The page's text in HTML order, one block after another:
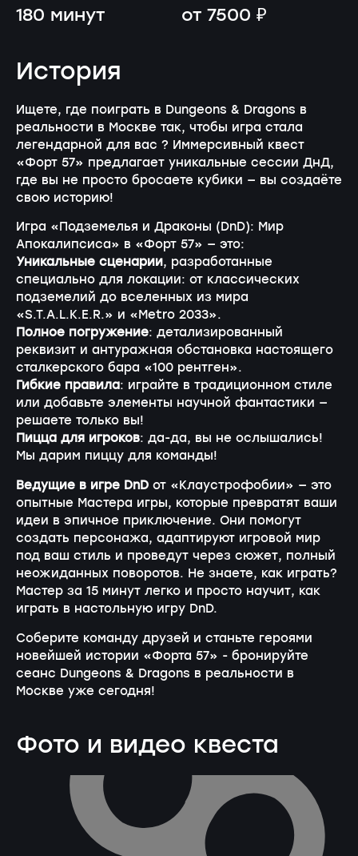
180 минут от 7500 ₽
История
Ищете, где поиграть в Dungeons & Dragons в
реальности в Москве так, чтобы игра стала
легендарной для вас ? Иммерсивный квест
«Форт 57» предлагает уникальные сессии ДнД,
где вы не просто бросаете кубики — вы создаёте
свою историю!
Игра «Подземелья и Драконы (DnD): Мир
Апокалипсиса» в «Форт 57» — это:
Уникальные сценарии, разработанные
специально для локации: от классических
подземелий до вселенных из мира
«S.T.A.L.K.E.R.» и «Metro 2033».
Полное погружение: детализированный
реквизит и антуражная обстановка настоящего
сталкерского бара «100 рентген».
Гибкие правила: играйте в традиционном стиле
или добавьте элементы научной фантастики —
решаете только вы!
Пицца для игроков: да-да, вы не ослышались!
Мы дарим пиццу для команды!
Ведущие в игре DnD от «Клаустрофобии» — это
опытные Мастера игры, которые превратят ваши
идеи в эпичное приключение. Они помогут
создать персонажа, адаптируют игровой мир
под ваш стиль и проведут через сюжет, полный
неожиданных поворотов. Не знаете, как играть?
Мастер за 15 минут легко и просто научит, как
играть в настольную игру DnD.
Соберите команду друзей и станьте героями
новейшей истории «Форта 57» - бронируйте
сеанс Dungeons & Dragons в реальности в
Москве уже сегодня!
Фото и видео квеста